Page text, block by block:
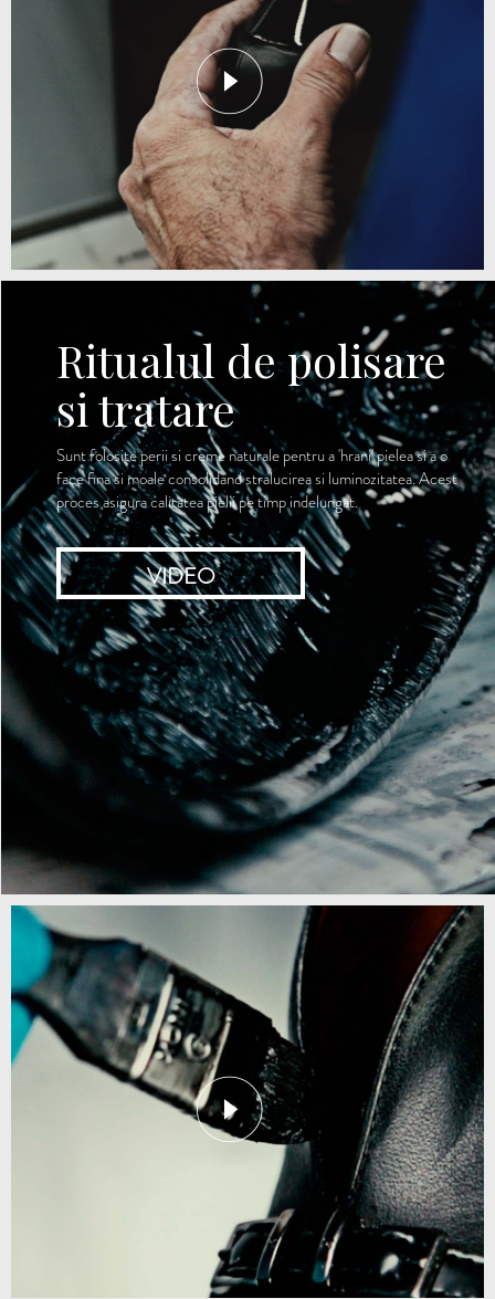
Ritualul de polisare
si tratare
Sunt folosite perii si creme naturale pentru a 'hrani' pielea si a o
face fina si moale consolidand stralucirea si luminozitatea. Acest
proces asigura calitatea pielii pe timp indelungat.
VIDEO